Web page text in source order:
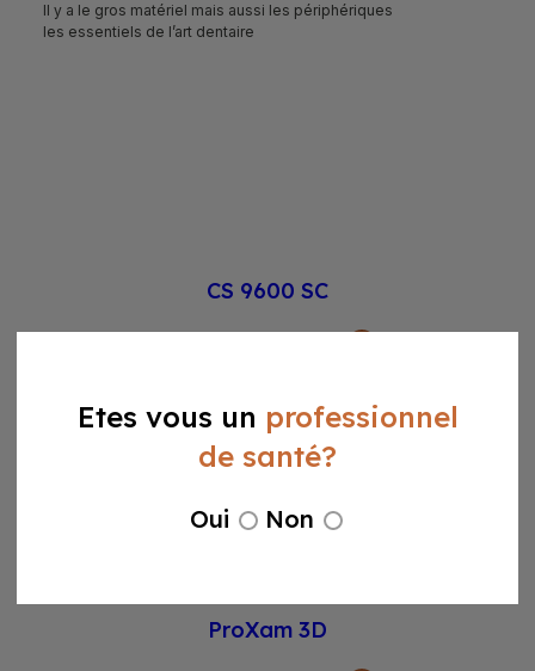
Il y a le gros matériel mais aussi les périphériques
les essentiels de l’art dentaire
CS 9600 SC
ProXam 3D
Etes vous un professionnel
de santé?
Oui Non